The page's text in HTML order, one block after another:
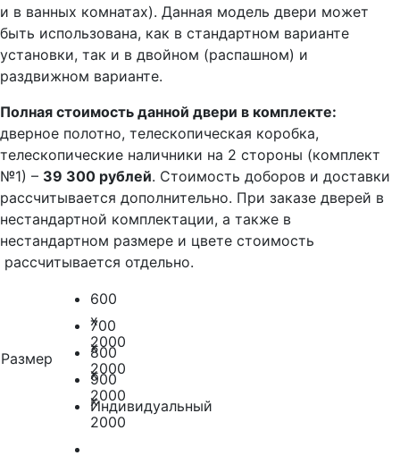
и в ванных комнатах). Данная модель двери может
быть использована, как в стандартном варианте
установки, так и в двойном (распашном) и
раздвижном варианте.
Полная стоимость данной двери в комплекте:
дверное полотно, телескопическая коробка,
телескопические наличники на 2 стороны (комплект
№1) – 39 300 рублей. Стоимость доборов и доставки
рассчитывается дополнительно. При заказе дверей в
нестандартной комплектации, а также в
нестандартном размере и цвете стоимость
рассчитывается отдельно.
Размер
600
x
2000
700
x
2000
800
x
2000
900
x
2000
Индивидуальный